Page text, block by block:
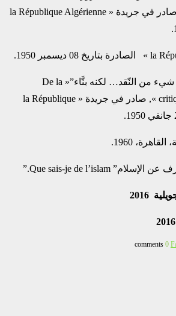
contacts nécessaires », صادر في جريدة « la République Algérienne
6) مقال تحت عنوان: ’’ شيء من النّقد… لكنه بنَّاء”« De la
critique… mais constructive », صادر في جريدة « la République
0